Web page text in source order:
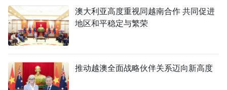
澳大利亚高度重视同越南合作 共同促进
地区和平稳定与繁荣
推动越澳全面战略伙伴关系迈向新高度